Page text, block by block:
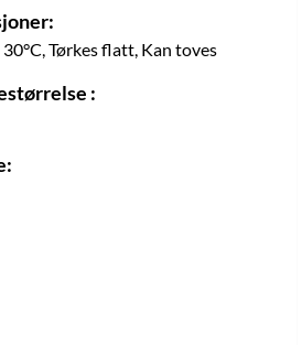
Tørkes flatt, Kan toves
: